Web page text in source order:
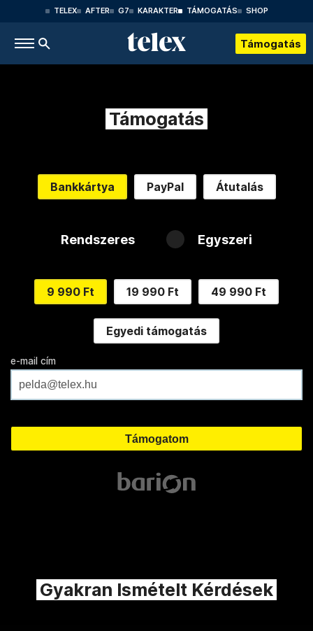
TELEX AFTER G7 KARAKTER TÁMOGATÁS SHOP
Támogatás
Támogatás
Bankkártya PayPal Átutalás
Rendszeres Egyszeri
9 990 Ft 19 990 Ft 49 990 Ft
Egyedi támogatás
e-mail cím
Gyakran Ismételt Kérdések